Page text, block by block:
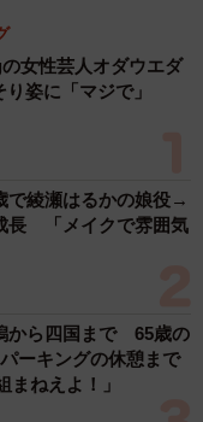
女性芸人オダウエダ
姿に「マジで」
で綾瀬はるかの娘役→
長 「メイクで雰囲気
から四国まで 65歳の
ーキングの休憩まで
ねえよ！」